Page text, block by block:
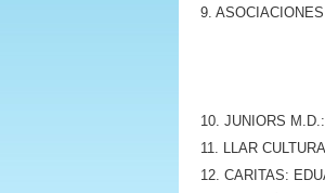
9.
V. de
*
10. JUNIORS
11. LLAR
12.